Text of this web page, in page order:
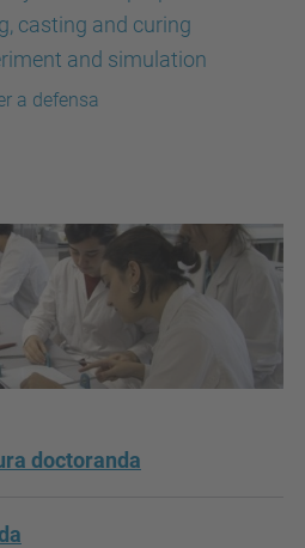
casting and curing
and simulation
a defensa
doctoranda